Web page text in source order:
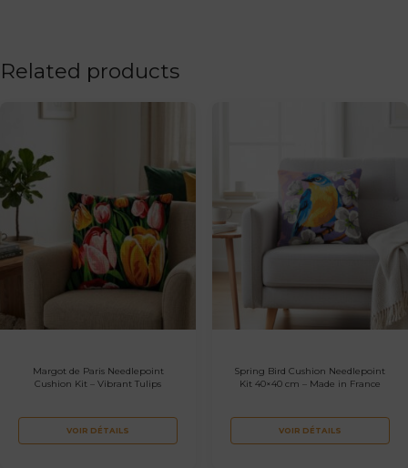
Related products
Margot de Paris Needlepoint
Cushion Kit – Vibrant Tulips
VOIR DÉTAILS
Spring Bird Cushion Needlepoint
Kit 40×40 cm – Made in France
VOIR DÉTAILS